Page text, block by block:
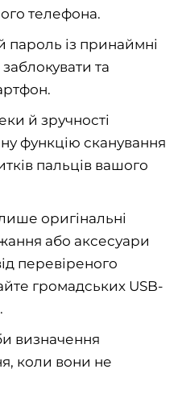
телефона.
пароль із принаймні
та
й зручності
функцію сканування
пальців вашого
оригінальні
або аксесуари
перевіреного
громадських USB-
визначення
коли вони не